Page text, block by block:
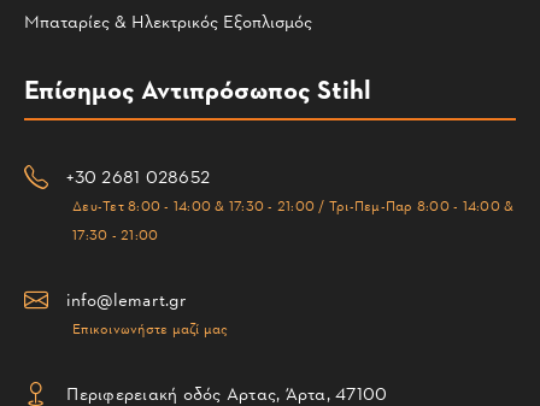
Μπαταρίες & Ηλεκτρικός Εξοπλισμός
Επίσημος Αντιπρόσωπος Stihl
+30 2681 028652
Δευ-Τετ 8:00 - 14:00 & 17:30 - 21:00 / Τρι-Πεμ-Παρ 8:00 - 14:00 &
17:30 - 21:00
info@lemart.gr
Επικοινωνήστε μαζί μας
Περιφερειακή οδός Αρτας, Άρτα, 47100